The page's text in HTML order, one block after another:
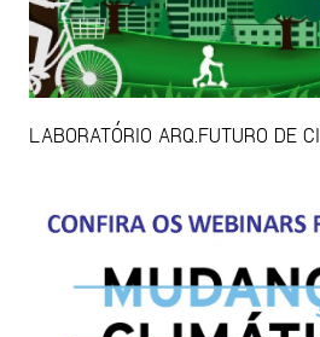
LABORATÓRIO ARQ.FUTURO DE